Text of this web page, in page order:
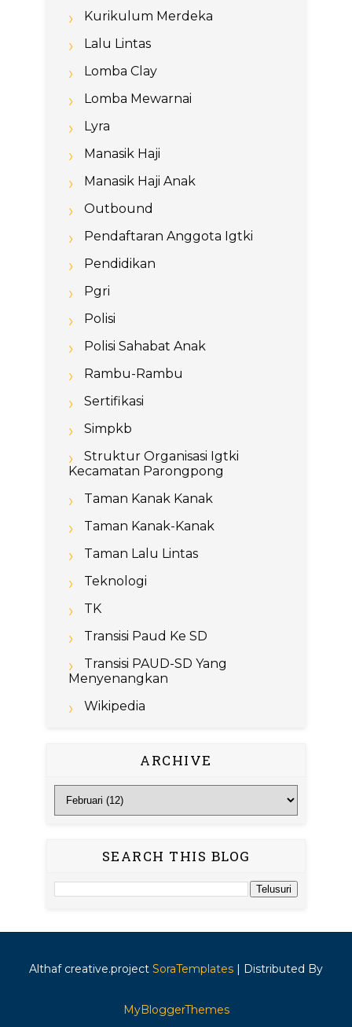
Kurikulum Merdeka
Lalu Lintas
Lomba Clay
Lomba Mewarnai
Lyra
Manasik Haji
Manasik Haji Anak
Outbound
Pendaftaran Anggota Igtki
Pendidikan
Pgri
Polisi
Polisi Sahabat Anak
Rambu-Rambu
Sertifikasi
Simpkb
Struktur Organisasi Igtki
Kecamatan Parongpong
Taman Kanak Kanak
Taman Kanak-Kanak
Taman Lalu Lintas
Teknologi
TK
Transisi Paud Ke SD
Transisi PAUD-SD Yang
Menyenangkan
Wikipedia
ARCHIVE
SEARCH THIS BLOG
Althaf creative.project SoraTemplates | Distributed By
MyBloggerThemes